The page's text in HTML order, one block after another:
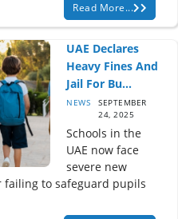
Read More...
UAE Declares
Heavy Fines And
Jail For Bu...
NEWS
SEPTEMBER
24, 2025
Schools in the
UAE now face
severe new
failing to safeguard pupils